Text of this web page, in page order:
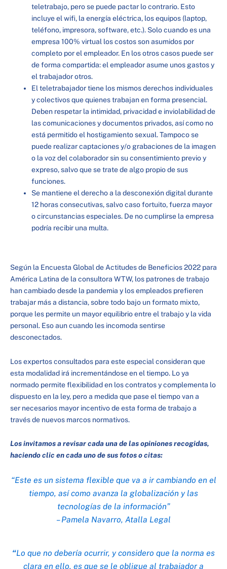
teletrabajo, pero se puede pactar lo contrario. Esto
incluye el wifi, la energía eléctrica, los equipos (laptop,
teléfono, impresora, software, etc.). Solo cuando es una
empresa 100% virtual los costos son asumidos por
completo por el empleador. En los otros casos puede ser
de forma compartida: el empleador asume unos gastos y
el trabajador otros.
El teletrabajador tiene los mismos derechos individuales
y colectivos que quienes trabajan en forma presencial.
Deben respetar la intimidad, privacidad e inviolabilidad de
las comunicaciones y documentos privados, así como no
está permitido el hostigamiento sexual. Tampoco se
puede realizar captaciones y/o grabaciones de la imagen
o la voz del colaborador sin su consentimiento previo y
expreso, salvo que se trate de algo propio de sus
funciones.
Se mantiene el derecho a la desconexión digital durante
12 horas consecutivas, salvo caso fortuito, fuerza mayor
o circunstancias especiales. De no cumplirse la empresa
podría recibir una multa.
Según la Encuesta Global de Actitudes de Beneficios 2022 para
América Latina de la consultora WTW, los patrones de trabajo
han cambiado desde la pandemia y los empleados prefieren
trabajar más a distancia, sobre todo bajo un formato mixto,
porque les permite un mayor equilibrio entre el trabajo y la vida
personal. Eso aun cuando les incomoda sentirse
desconectados.
Los expertos consultados para este especial consideran que
esta modalidad irá incrementándose en el tiempo. Lo ya
normado permite flexibilidad en los contratos y complementa lo
dispuesto en la ley, pero a medida que pase el tiempo van a
ser necesarios mayor incentivo de esta forma de trabajo a
través de nuevos marcos normativos.
Los invitamos a revisar cada una de las opiniones recogidas,
haciendo clic en cada uno de sus fotos o citas:
“Este es un sistema flexible que va a ir cambiando en el
tiempo, así como avanza la globalización y las
tecnologías de la información”
– Pamela Navarro, Atalla Legal
“Lo que no debería ocurrir, y considero que la norma es
clara en ello, es que se le obligue al trabajador a